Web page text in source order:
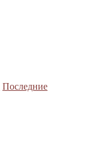
Последние